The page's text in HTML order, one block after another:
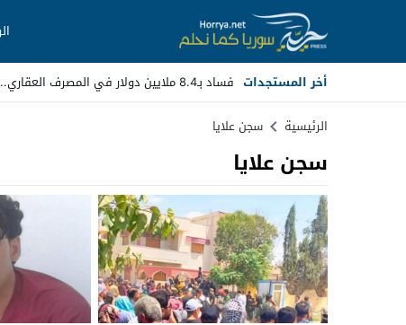
أخر المستجدات فساد بـ8.4 ملايين دولار في المصرف العقاري.. مسؤ _
Stop
Next
الرئيسية سجن علايا
سجن علايا